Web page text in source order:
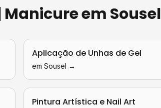
Manicureem Sousel
Aplicação de Unhas de Gel
em Sousel →
Pintura Artística e Nail Art